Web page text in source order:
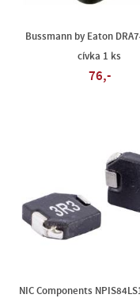
Bussmann by Eaton
cívka 1 ks
76,-
NIC Components